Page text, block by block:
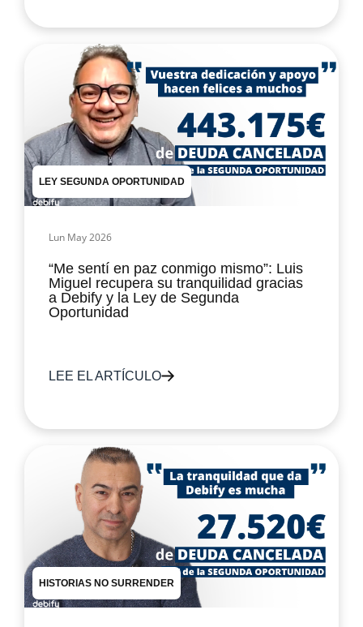
LEY SEGUNDA OPORTUNIDAD
Lun May 2026
“Me sentí en paz conmigo mismo”: Luis
Miguel recupera su tranquilidad gracias
a Debify y la Ley de Segunda
Oportunidad
LEE EL ARTÍCULO
HISTORIAS NO SURRENDER